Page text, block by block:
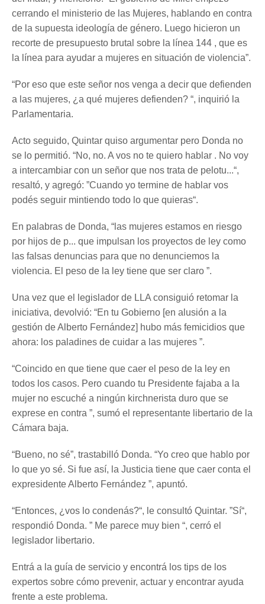
cerrando el ministerio de las Mujeres, hablando en contra
de la supuesta ideología de género. Luego hicieron un
recorte de presupuesto brutal sobre la línea 144 , que es
la línea para ayudar a mujeres en situación de violencia”.
“Por eso que este señor nos venga a decir que defienden
a las mujeres, ¿a qué mujeres defienden? “, inquirió la
Parlamentaria.
Acto seguido, Quintar quiso argumentar pero Donda no
se lo permitió. “No, no. A vos no te quiero hablar . No voy
a intercambiar con un señor que nos trata de pelotu...“,
resaltó, y agregó: ”Cuando yo termine de hablar vos
podés seguir mintiendo todo lo que quieras“.
En palabras de Donda, “las mujeres estamos en riesgo
por hijos de p... que impulsan los proyectos de ley como
las falsas denuncias para que no denunciemos la
violencia. El peso de la ley tiene que ser claro ”.
Una vez que el legislador de LLA consiguió retomar la
iniciativa, devolvió: “En tu Gobierno [en alusión a la
gestión de Alberto Fernández] hubo más femicidios que
ahora: los paladines de cuidar a las mujeres ”.
“Coincido en que tiene que caer el peso de la ley en
todos los casos. Pero cuando tu Presidente fajaba a la
mujer no escuché a ningún kirchnerista duro que se
exprese en contra ”, sumó el representante libertario de la
Cámara baja.
“Bueno, no sé”, trastabilló Donda. “Yo creo que hablo por
lo que yo sé. Si fue así, la Justicia tiene que caer conta el
expresidente Alberto Fernández ”, apuntó.
“Entonces, ¿vos lo condenás?“, le consultó Quintar. ”Sí“,
respondió Donda. ” Me parece muy bien “, cerró el
legislador libertario.
Entrá a la guía de servicio y encontrá los tips de los
expertos sobre cómo prevenir, actuar y encontrar ayuda
frente a este problema.